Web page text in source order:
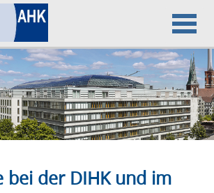
bei der DIHK und im